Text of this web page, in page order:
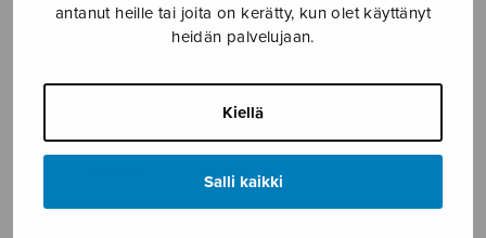
antanut heille tai joita on kerätty, kun olet käyttänyt
heidän palvelujaan.
Kiellä
Salli kaikki